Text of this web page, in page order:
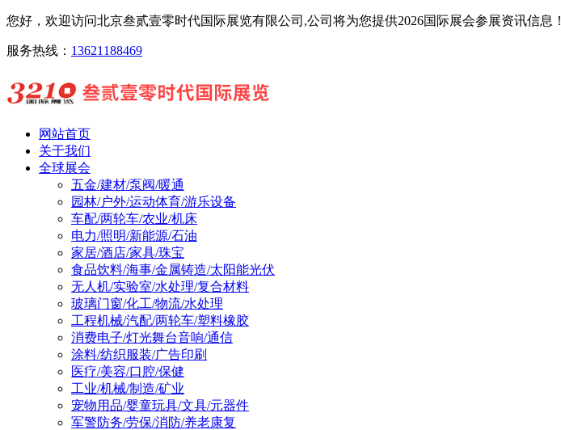
您好，欢迎访问北京叁贰壹零时代国际展览有限公司,公司将为您提供2026国际展会参展资讯信息！
服务热线： 13621188469
网站首页
关于我们
全球展会
五金/建材/泵阀/暖通
园林/户外/运动体育/游乐设备
车配/两轮车/农业/机床
电力/照明/新能源/石油
家居/酒店/家具/珠宝
食品饮料/海事/金属铸造/太阳能光伏
无人机/实验室/水处理/复合材料
玻璃门窗/化工/物流/水处理
工程机械/汽配/两轮车/塑料橡胶
消费电子/灯光舞台音响/通信
涂料/纺织服装/广告印刷
医疗/美容/口腔/保健
工业/机械/制造/矿业
宠物用品/婴童玩具/文具/元器件
军警防务/劳保/消防/养老康复